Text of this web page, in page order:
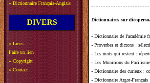
» Dictionnaire Français-Anglais
DIVERS
» Liens
Faire un lien
» Copyright
» Contact
Dictionnaires sur
- Dictionnaire de l'académie
- Proverbes et dictons :
- Les mots qui restent :
- Les Munitions du Pacifisme
- Dictionnaire des curieux :
- Dictionnaire Argot-Français